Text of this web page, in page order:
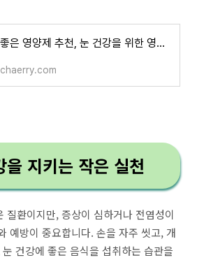
눈에 좋은 영양제 추천, 눈 건강을 위한 영양제 어떤 것이 좋을까?
지키는 작은 실천
질환이지만, 증상이 심하거나 전염성이
예방이 중요합니다. 손을 자주 씻고, 개
건강에 좋은 음식을 섭취하는 습관을